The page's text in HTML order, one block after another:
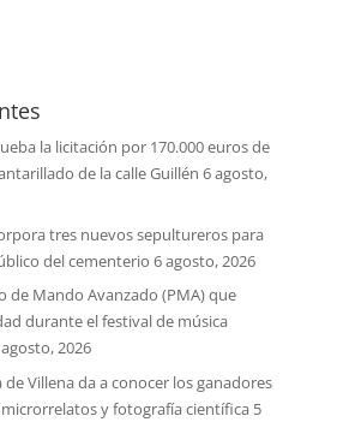
la licitación por 170.000 euros de
de la calle Guillén 6 agosto,
tres nuevos sepultureros para
del cementerio 6 agosto, 2026
de Mando Avanzado (PMA) que
durante el festival de música
2026
de Villena da a conocer los ganadores
y fotografía científica 5